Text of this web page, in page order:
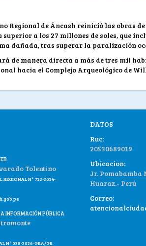
Regional de Áncash reinició las obras
a los 27 millones de soles, que
dañada, tras superar la paralización
de manera directa a más de tres mil
hacia el Complejo Arqueológico de
Tolentino
REGIONAL N° 722-2024-
INFORMACIÓN PÚBLICA
N° 038-2026-GRA/GR
DATOS
Ruc:
20530689019
Ubicacion:
Jr. Pomabamba
Huaraz.- Perú
Correo: